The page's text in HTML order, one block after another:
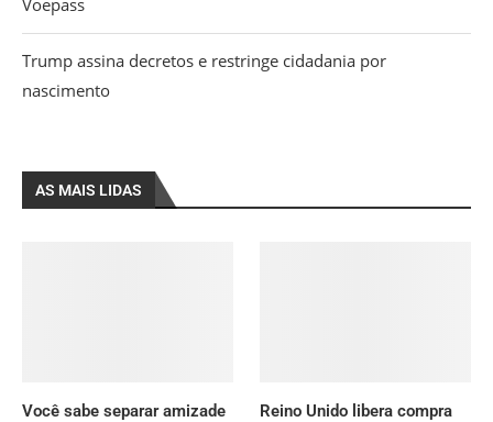
Voepass
Trump assina decretos e restringe cidadania por
nascimento
AS MAIS LIDAS
Você sabe separar amizade
Reino Unido libera compra